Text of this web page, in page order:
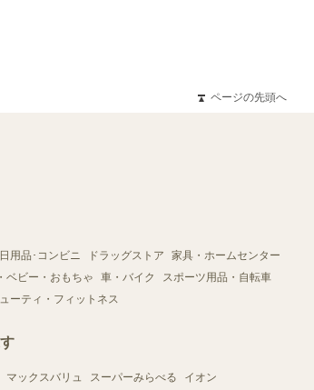
ページの先頭へ
用品･コンビニ ドラッグストア
家具・ホームセンター
ベビー・おもちゃ 車・バイク
スポーツ用品・自転車
ーティ・フィットネス
マックスバリュ スーパーみらべる イオン